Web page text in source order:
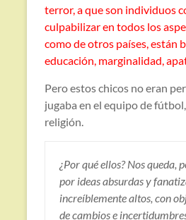
terror, a que son individuos
culpabilizar en todos los
como de otros países, están
educación, marginalidad,
Pero estos chicos no eran
jugaba en el equipo de
religión.
¿Por qué ellos? Nos queda,
por ideas absurdas y
increíblemente altos, con
de cambios e